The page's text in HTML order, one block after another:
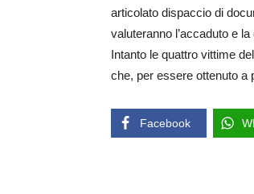
articolato dispaccio di
valuteranno l’accaduto e
Intanto le quattro vittime
che, per essere ottenuto a
Facebook